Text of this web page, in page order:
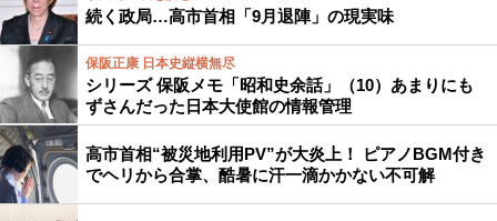
続く政局…高市首相「9月退陣」の現実味
保阪正康 日本史縦横無尽
シリーズ 保阪メモ「昭和史余話」（10）あまりにも
ずさんだった日本大使館の情報管理
高市首相“被災地利用PV”が大炎上！ ピアノBGM付き
でヘリから合掌、酷暑に汗一滴かかない不可解